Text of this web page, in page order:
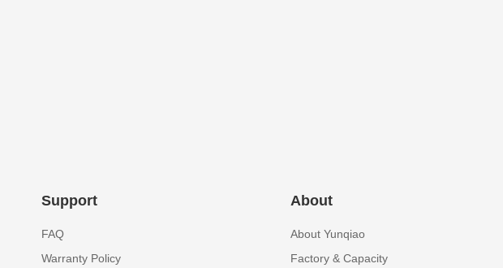
About
About Yunqiao
Factory & Capacity
Support
FAQ
Warranty Policy